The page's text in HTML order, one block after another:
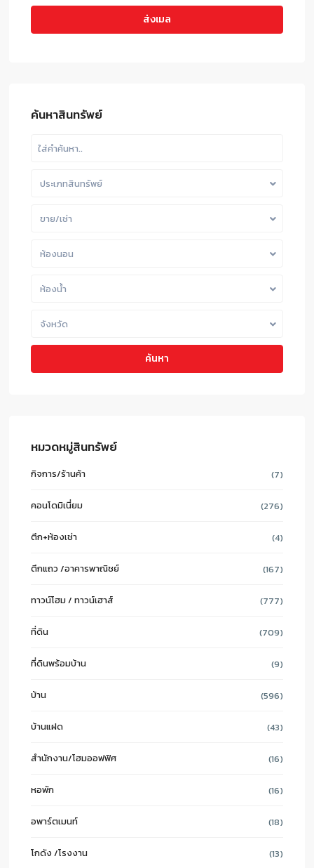
ค้นหาสินทรัพย์
ประเภทสินทรัพย์
ขาย/เช่า
ห้องนอน
ห้องน้ำ
จังหวัด
ค้นหา
หมวดหมู่สินทรัพย์
กิจการ/ร้านค้า (7)
คอนโดมิเนี่ยม (276)
ตึก+ห้องเช่า (4)
ตึกแถว /อาคารพาณิชย์ (167)
ทาวน์โฮม / ทาวน์เฮาส์ (777)
ที่ดิน (709)
ที่ดินพร้อมบ้าน (9)
บ้าน (596)
บ้านแฝด (43)
สำนักงาน/โฮมออฟฟิศ (16)
หอพัก (16)
อพาร์ตเมนท์ (18)
โกดัง /โรงงาน (13)